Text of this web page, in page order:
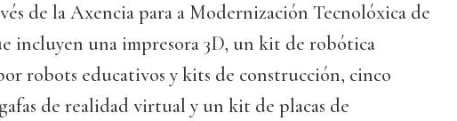
de la Axencia para a Modernización Tecnolóxica de
incluyen una impresora 3D, un kit de robótica
robots educativos y kits de construcción, cinco
de realidad virtual y un kit de placas de